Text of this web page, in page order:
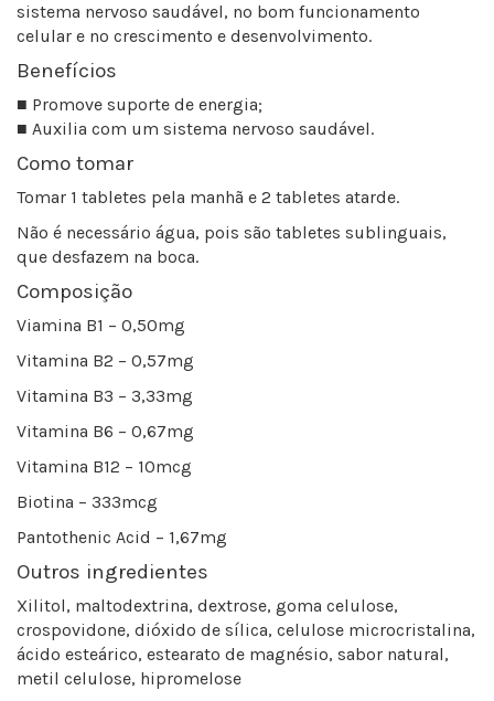
sistema nervoso saudável, no bom funcionamento
celular e no crescimento e desenvolvimento.
Benefícios
■ Promove suporte de energia;
■ Auxilia com um sistema nervoso saudável.
Como tomar
Tomar 1 tabletes pela manhã e 2 tabletes atarde.
Não é necessário água, pois são tabletes sublinguais,
que desfazem na boca.
Composição
Viamina B1 – 0,50mg
Vitamina B2 – 0,57mg
Vitamina B3 – 3,33mg
Vitamina B6 – 0,67mg
Vitamina B12 – 10mcg
Biotina – 333mcg
Pantothenic Acid – 1,67mg
Outros ingredientes
Xilitol, maltodextrina, dextrose, goma celulose,
crospovidone, dióxido de sílica, celulose microcristalina,
ácido esteárico, estearato de magnésio, sabor natural,
metil celulose, hipromelose